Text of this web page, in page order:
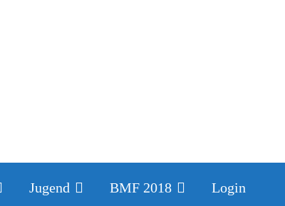
Jugend BMF 2018 Login